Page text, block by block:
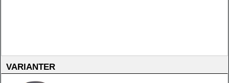
VARIANTER